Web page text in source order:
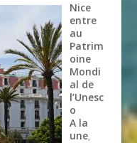
Nice
entre
au
Patrim
oine
Mondi
al de
l’Unesc
o
A la
une,